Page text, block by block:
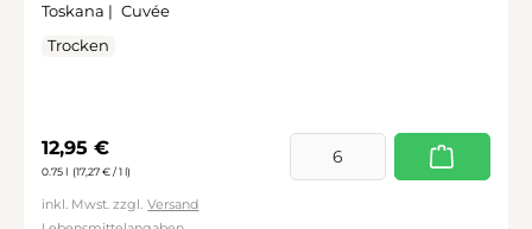
Toskana | Cuvée
Trocken
Regulärer Preis:
12,95 €
0.75 l (17,27 € / 1 l)
inkl. Mwst. zzgl. Versand